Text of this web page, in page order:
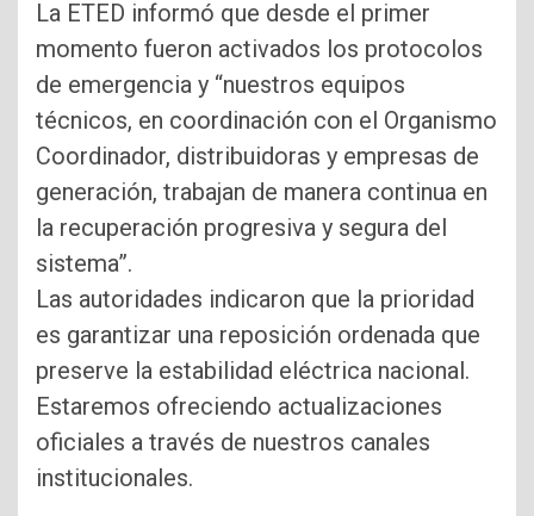
La ETED informó que desde el primer
momento fueron activados los protocolos
de emergencia y “nuestros equipos
técnicos, en coordinación con el Organismo
Coordinador, distribuidoras y empresas de
generación, trabajan de manera continua en
la recuperación progresiva y segura del
sistema”.
Las autoridades indicaron que la prioridad
es garantizar una reposición ordenada que
preserve la estabilidad eléctrica nacional.
Estaremos ofreciendo actualizaciones
oficiales a través de nuestros canales
institucionales.